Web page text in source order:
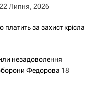
22 Липня, 2026
за захист крісла
незадоволення
Федорова 18